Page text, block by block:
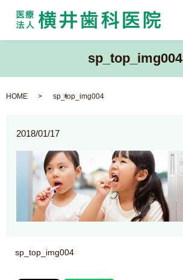
sp_top_img004
HOME sp_top_img004
2018/01/17
sp_top_img004